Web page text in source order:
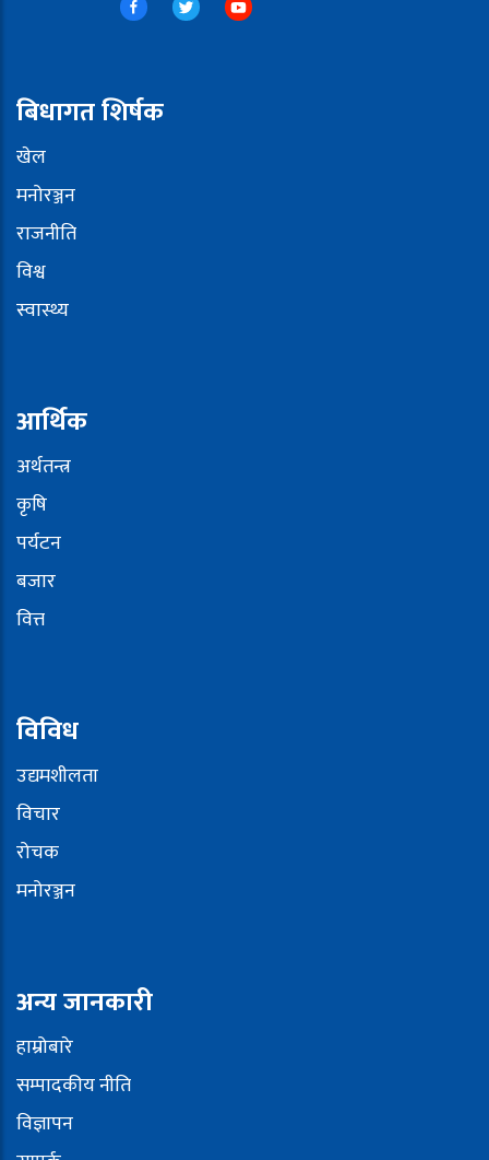
बिधागत शिर्षक
खेल
मनोरञ्जन
राजनीति
विश्व
स्वास्थ्य
आर्थिक
अर्थतन्त्र
कृषि
पर्यटन
बजार
वित्त
विविध
उद्यमशीलता
विचार
रोचक
मनोरञ्जन
अन्य जानकारी
हाम्रोबारे
सम्पादकीय नीति
विज्ञापन